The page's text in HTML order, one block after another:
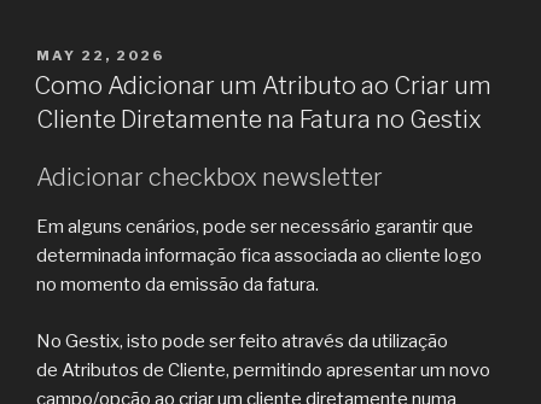
POSTED
ON
MAY 22, 2026
Como Adicionar um Atributo ao Criar um
Cliente Diretamente na Fatura no Gestix
Adicionar checkbox newsletter
Em alguns cenários, pode ser necessário garantir que
determinada informação fica associada ao cliente logo
no momento da emissão da fatura.
No Gestix, isto pode ser feito através da utilização
de Atributos de Cliente, permitindo apresentar um novo
campo/opção ao criar um cliente diretamente numa